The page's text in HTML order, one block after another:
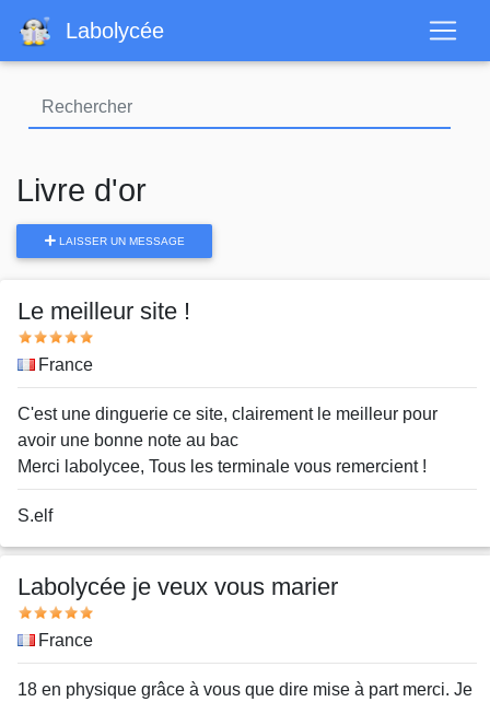
contenu
Labolycée
Livre d'or
LAISSER UN MESSAGE
Le meilleur site !
Note
PaysFrance
Message
C'est une dinguerie ce site, clairement le meilleur pour
avoir une bonne note au bac
Merci labolycee, Tous les terminale vous remercient !
Nom
S.elf
Labolycée je veux vous marier
Note
PaysFrance
Message
18 en physique grâce à vous que dire mise à part merci. Je